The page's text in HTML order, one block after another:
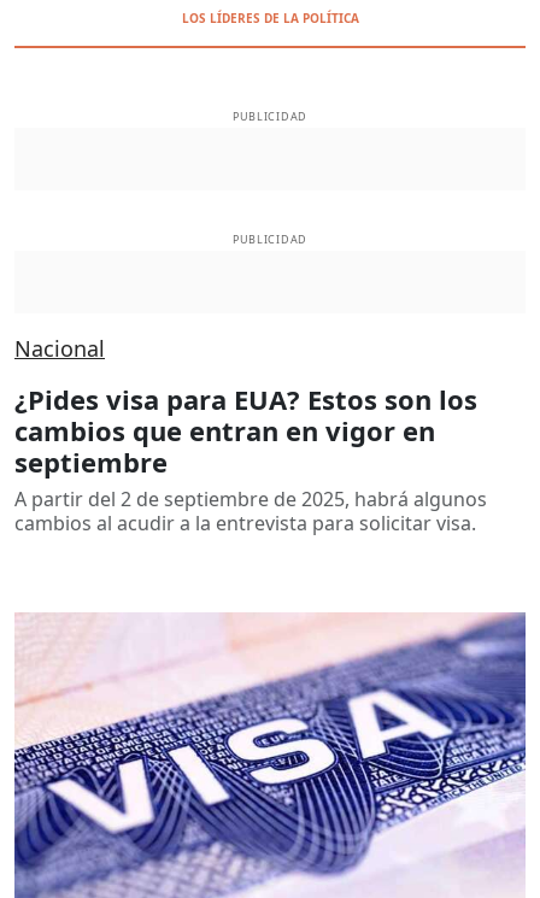
LOS LÍDERES DE LA POLÍTICA
PUBLICIDAD
PUBLICIDAD
Nacional
¿Pides visa para EUA? Estos son los
cambios que entran en vigor en
septiembre
A partir del 2 de septiembre de 2025, habrá algunos
cambios al acudir a la entrevista para solicitar visa.